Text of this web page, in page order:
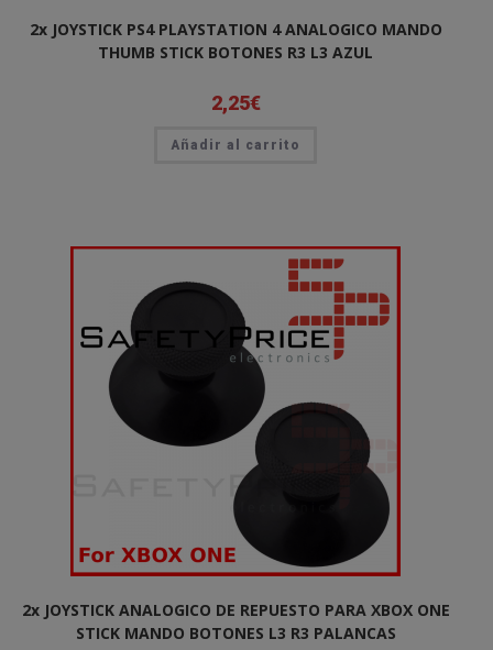
2x JOYSTICK PS4 PLAYSTATION 4 ANALOGICO MANDO
THUMB STICK BOTONES R3 L3 AZUL
2,25€
Añadir al carrito
2x JOYSTICK ANALOGICO DE REPUESTO PARA XBOX ONE
STICK MANDO BOTONES L3 R3 PALANCAS